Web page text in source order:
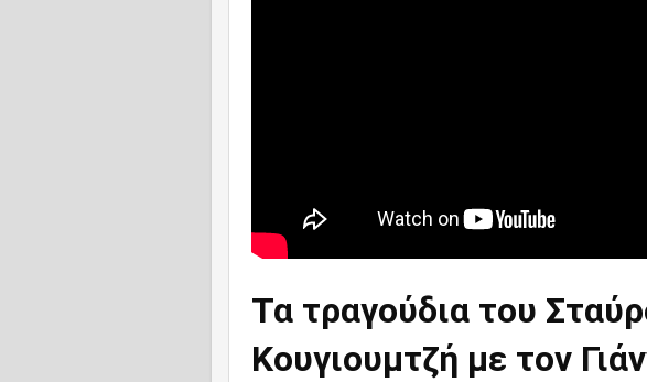
Τα τραγούδια του
Κουγιουμτζή με τον